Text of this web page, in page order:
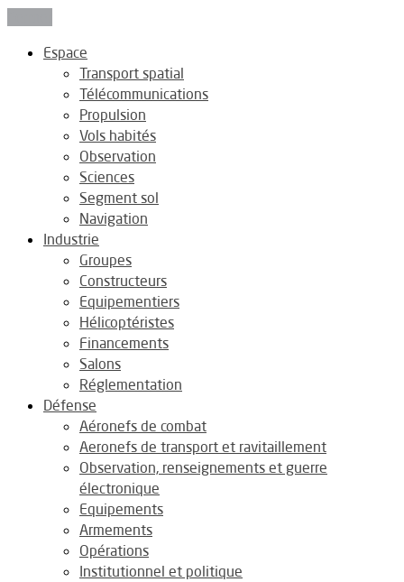
Espace
Transport spatial
Télécommunications
Propulsion
Vols habités
Observation
Sciences
Segment sol
Navigation
Industrie
Groupes
Constructeurs
Equipementiers
Hélicoptéristes
Financements
Salons
Réglementation
Défense
Aéronefs de combat
Aeronefs de transport et ravitaillement
Observation, renseignements et guerre
électronique
Equipements
Armements
Opérations
Institutionnel et politique